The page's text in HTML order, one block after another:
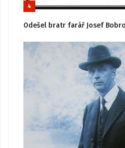
4
Odešel bratr farář Josef